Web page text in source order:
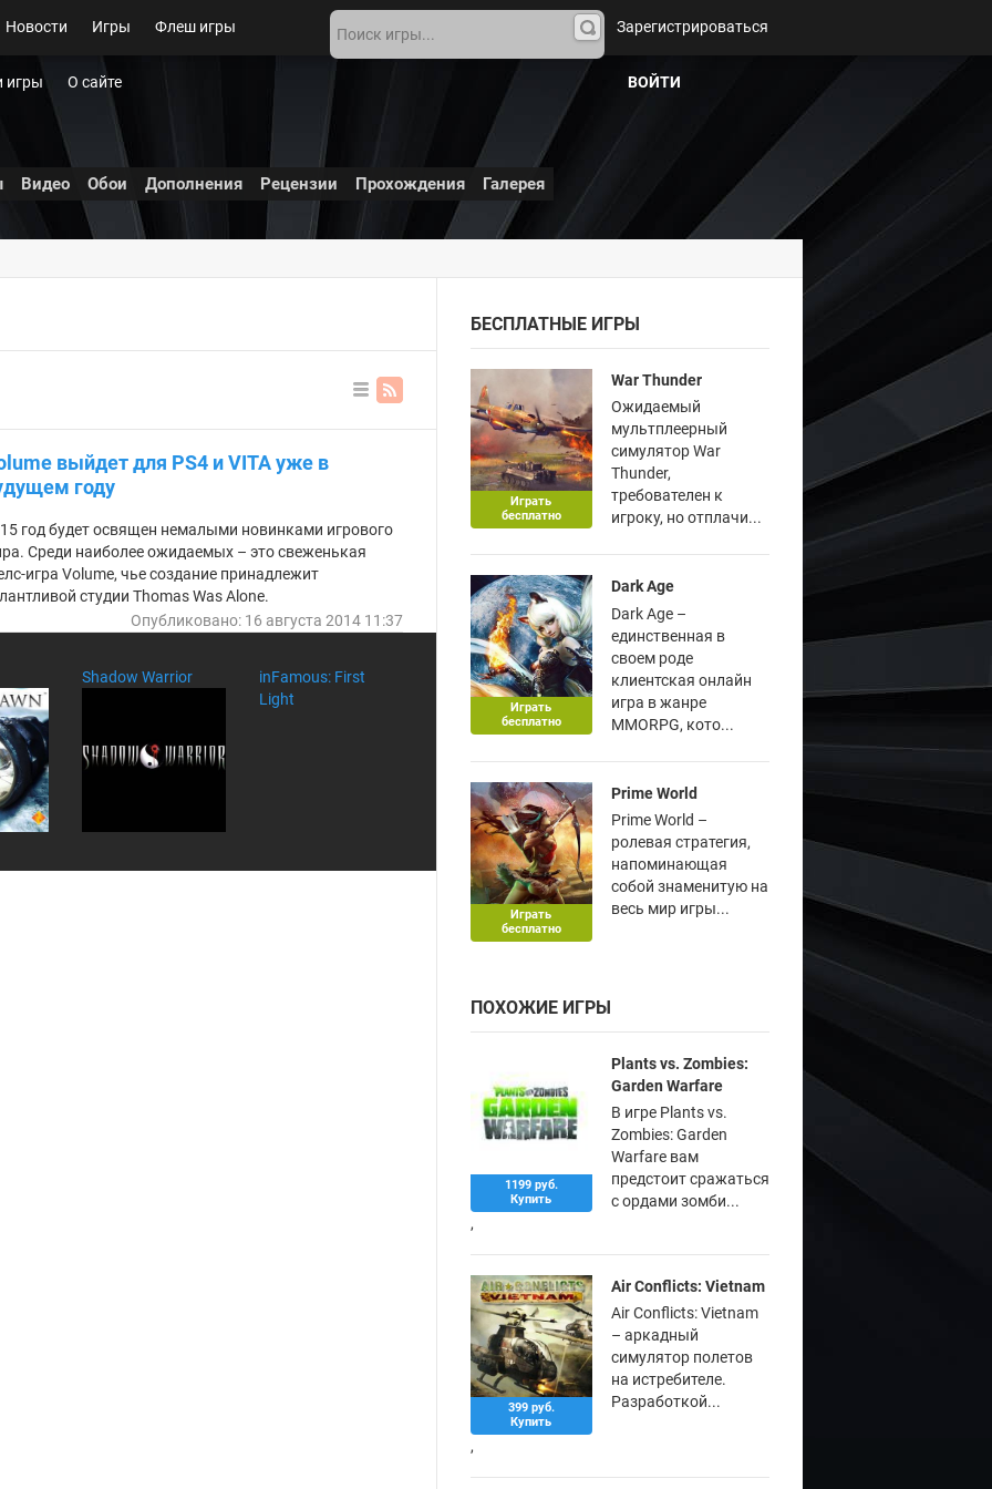
Новости Игры Флеш игры
игры О сайте
На
йти
Зарегистрироваться
ВОЙТИ
Видео Обои Дополнения Рецензии Прохождения Галерея
ви
выйдет для PS4 и VITA уже в
году
год будет освящен немалыми новинками игрового
Среди наиболее ожидаемых – это свеженькая
игра Volume, чье создание принадлежит
студии Thomas Was Alone.
Опубликовано: 16 августа 2014 11:37
Shadow Warrior
inFamous: First
Light
БЕСПЛАТНЫЕ ИГРЫ
Играть
бесплатно
War Thunder
Ожидаемый
мультплеерный
симулятор War
Thunder,
требователен к
игроку, но отплачи...
Играть
бесплатно
Dark Age
Dark Age –
единственная в
своем роде
клиентская онлайн
игра в жанре
MMORPG, кото...
Играть
бесплатно
Prime World
Prime World –
ролевая стратегия,
напоминающая
собой знаменитую на
весь мир игры...
ПОХОЖИЕ ИГРЫ
1199 руб.
Купить
,
Plants vs. Zombies:
Garden Warfare
В игре Plants vs.
Zombies: Garden
Warfare вам
предстоит сражаться
с ордами зомби...
399 руб.
Купить
,
Air Conflicts: Vietnam
Air Conflicts: Vietnam
– аркадный
симулятор полетов
на истребителе.
Разработкой...